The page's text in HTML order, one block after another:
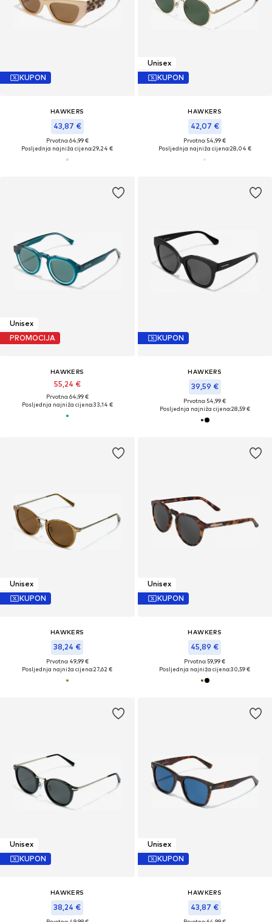
KUPON
HAWKERS
43,87 €
Prvotno: 64,99 €
Posljednja najniža cijena:29,24 €
Unisex
KUPON
HAWKERS
42,07 €
Prvotno: 54,99 €
Posljednja najniža cijena:28,04 €
Unisex
PROMOCIJA
HAWKERS
55,24 €
Prvotno: 64,99 €
Posljednja najniža cijena:33,14 €
KUPON
HAWKERS
39,59 €
Prvotno: 54,99 €
Posljednja najniža cijena:28,59 €
Unisex
KUPON
HAWKERS
38,24 €
Prvotno: 49,99 €
Posljednja najniža cijena:27,62 €
Unisex
KUPON
HAWKERS
45,89 €
Prvotno: 59,99 €
Posljednja najniža cijena:30,59 €
Unisex
KUPON
HAWKERS
38,24 €
Unisex
KUPON
HAWKERS
43,87 €